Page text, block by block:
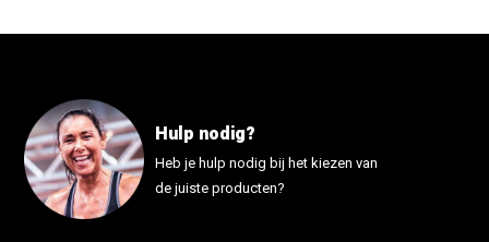
Hulp nodig?
Heb je hulp nodig bij het kiezen van
de juiste producten?